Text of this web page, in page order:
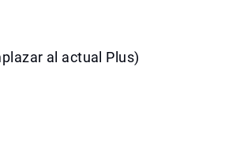
al actual Plus)